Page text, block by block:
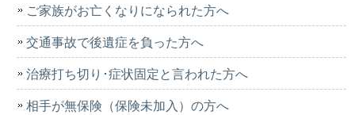
ご家族がお亡くなりになられた方へ
交通事故で後遺症を負った方へ
治療打ち切り･症状固定と言われた方へ
相手が無保険（保険未加入）の方へ